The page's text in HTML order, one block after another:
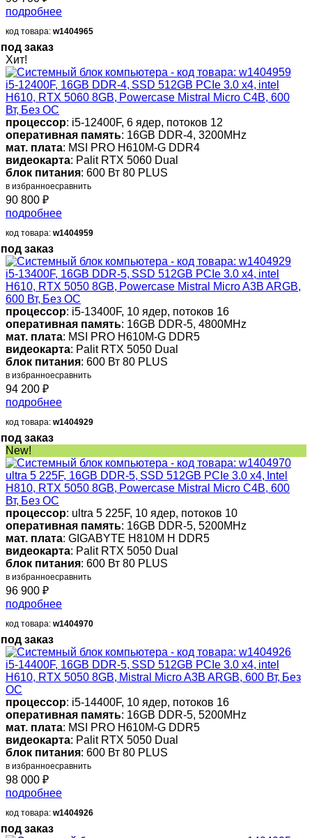
подробнее
код товара: w1404965
под заказ
Хит!
i5-12400F, 16GB DDR-4, SSD 512GB PCIe 3.0 x4, intel
H610, RTX 5060 8GB, Powercase Mistral Micro C4B, 600
Вт, Без ОС
процессор: i5-12400F, 6 ядер, потоков 12
оперативная память: 16GB DDR-4, 3200MHz
мат. плата: MSI PRO H610M-G DDR4
видеокарта: Palit RTX 5060 Dual
блок питания: 600 Вт 80 PLUS
в избранноесравнить
90 800 ₽
подробнее
код товара: w1404959
под заказ
i5-13400F, 16GB DDR-5, SSD 512GB PCIe 3.0 x4, intel
H610, RTX 5050 8GB, Powercase Mistral Micro A3B ARGB,
600 Вт, Без ОС
процессор: i5-13400F, 10 ядер, потоков 16
оперативная память: 16GB DDR-5, 4800MHz
мат. плата: MSI PRO H610M-G DDR5
видеокарта: Palit RTX 5050 Dual
блок питания: 600 Вт 80 PLUS
в избранноесравнить
94 200 ₽
подробнее
код товара: w1404929
под заказ
New!
ultra 5 225F, 16GB DDR-5, SSD 512GB PCIe 3.0 x4, Intel
H810, RTX 5050 8GB, Powercase Mistral Micro C4B, 600
Вт, Без ОС
процессор: ultra 5 225F, 10 ядер, потоков 10
оперативная память: 16GB DDR-5, 5200MHz
мат. плата: GIGABYTE H810M H DDR5
видеокарта: Palit RTX 5050 Dual
блок питания: 600 Вт 80 PLUS
в избранноесравнить
96 900 ₽
подробнее
код товара: w1404970
под заказ
i5-14400F, 16GB DDR-5, SSD 512GB PCIe 3.0 x4, intel
H610, RTX 5050 8GB, Mistral Micro A3B ARGB, 600 Вт, Без
ОС
процессор: i5-14400F, 10 ядер, потоков 16
оперативная память: 16GB DDR-5, 5200MHz
мат. плата: MSI PRO H610M-G DDR5
видеокарта: Palit RTX 5050 Dual
блок питания: 600 Вт 80 PLUS
в избранноесравнить
98 000 ₽
подробнее
код товара: w1404926
под заказ